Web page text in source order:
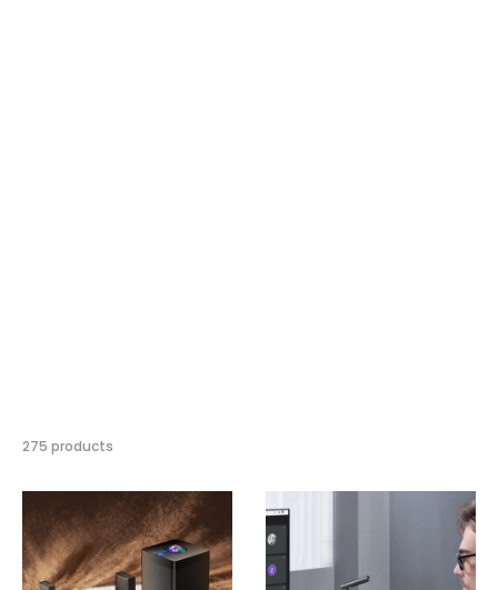
275 products
の
46
～
60/275
を